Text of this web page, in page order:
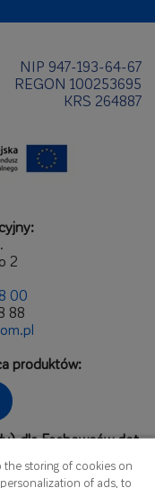
NIP 947-193-64-67
REGON 100253695
KRS 264887
2
00
88
produktów:
dla Fachowców dot.
the storing of cookies on
of ads, to